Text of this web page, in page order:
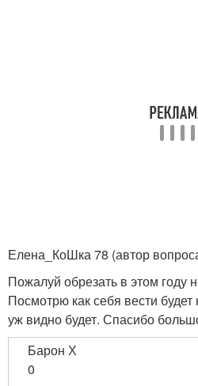
Елена_КоШка 78 (автор
Пожалуй обрезать в этом году
Посмотрю как себя вести
уж видно будет. Спасибо
Барон Х
0